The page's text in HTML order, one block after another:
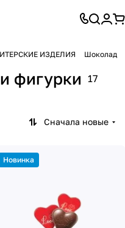
ИЗДЕЛИЯ Шоколад
фигурки 17
Сначала новые
Новинка